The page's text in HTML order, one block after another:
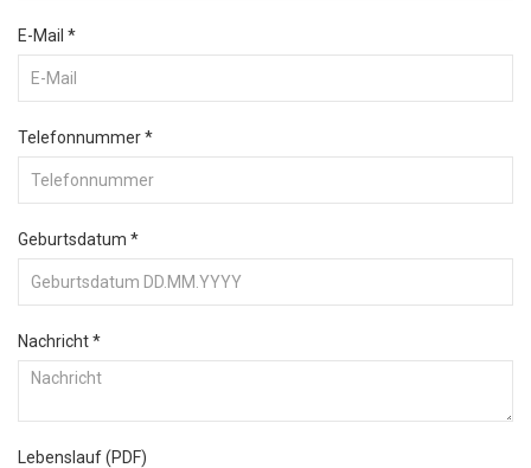
E-Mail *
Telefonnummer*
Geburtsdatum *
Nachricht*
Lebenslauf (PDF)